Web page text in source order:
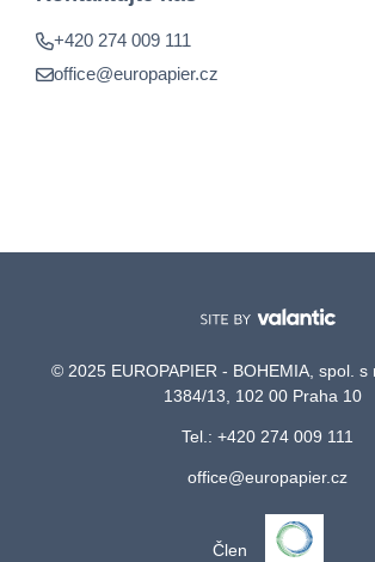
+420 274 009 111
office@europapier.cz
© 2025 EUROPAPIER - BOHEMIA, spol. s
1384/13, 102 00 Praha 10
Tel.: +420 274 009 111
office@europapier.cz
Člen